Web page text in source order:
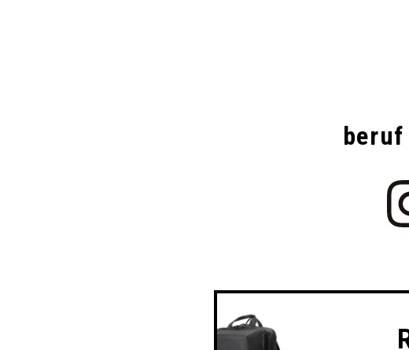
beruf